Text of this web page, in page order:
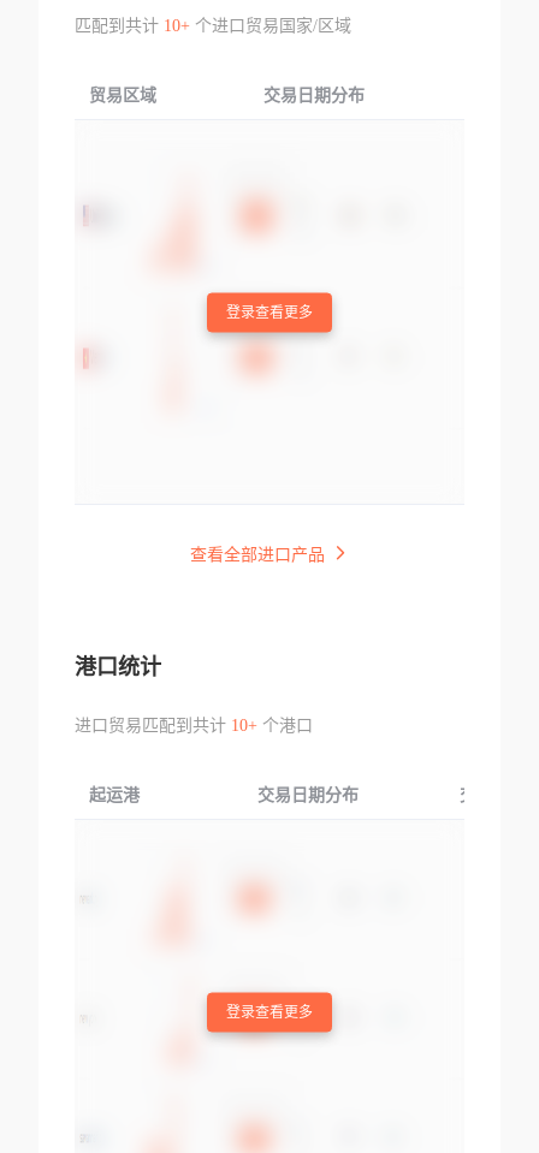
匹配到共计 10+个进口贸易国家/区域
贸易区域 交易日期分布
登录查看更多
查看全部进口产品
港口统计
进口贸易匹配到共计 10+个港口
起运港 交易日期分布 交易产品
登录查看更多